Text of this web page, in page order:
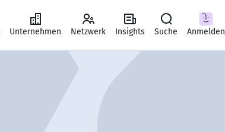
Unternehmen Netzwerk Insights Suche Anmelden